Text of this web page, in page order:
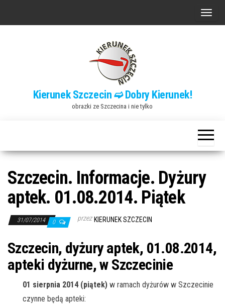
P
n
a
w
ę
Kierunek Szczecin ➫ Dobry Kierunek!
obrazki ze Szczecina i nie tylko
Szczecin. Informacje. Dyżury
aptek. 01.08.2014. Piątek
31/07/2014 0 przez KIERUNEK SZCZECIN
Szczecin, dyżury aptek, 01.08.2014,
apteki dyżurne, w Szczecinie
01 sierpnia 2014 (piątek) w ramach dyżurów w Szczecinie
czynne będą apteki: